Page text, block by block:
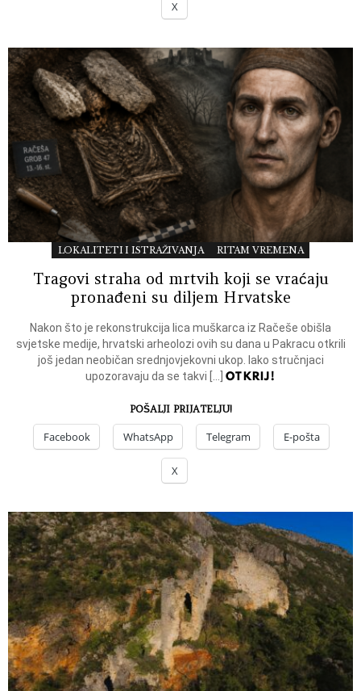
X
LOKALITETI I ISTRAŽIVANJA RITAM VREMENA
Tragovi straha od mrtvih koji se vraćaju
pronađeni su diljem Hrvatske
Nakon što je rekonstrukcija lica muškarca iz Račeše obišla
svjetske medije, hrvatski arheolozi ovih su dana u Pakracu otkrili
još jedan neobičan srednjovjekovni ukop. Iako stručnjaci
upozoravaju da se takvi […] OTKRIJ!
POŠALJI PRIJATELJU!
Facebook WhatsApp Telegram E-pošta
X